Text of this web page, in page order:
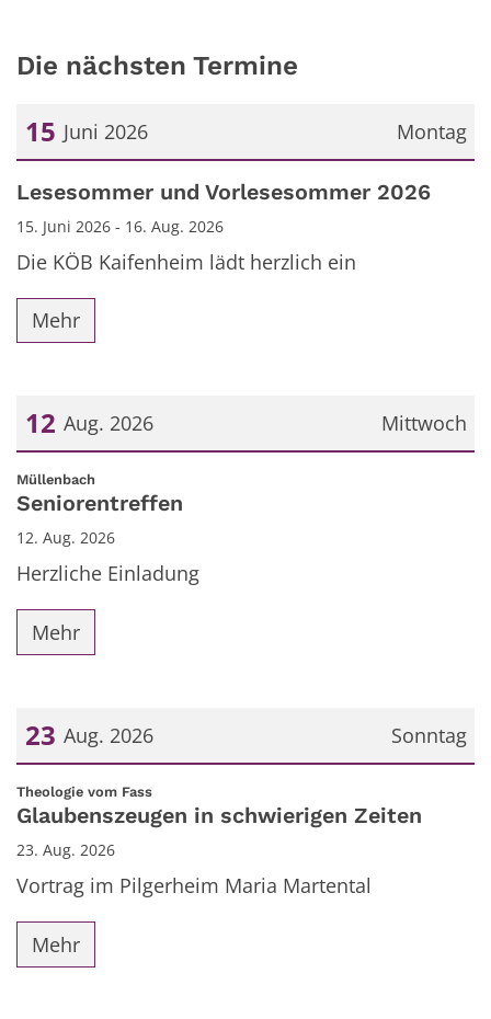
Die nächsten Termine
Montag
15 Juni 2026
Datum: 15. Juni 2026
Lesesommer und Vorlesesommer 2026
15. Juni 2026 - 16. Aug. 2026
Die KÖB Kaifenheim lädt herzlich ein
Mehr
Mittwoch
12 Aug. 2026
Datum: 12. August 2026
Müllenbach
Seniorentreffen
12. Aug. 2026
Herzliche Einladung
Mehr
Sonntag
23 Aug. 2026
Datum: 23. August 2026
Theologie vom Fass:
Glaubenszeugen in schwierigen Zeiten
23. Aug. 2026
Vortrag im Pilgerheim Maria Martental
Mehr